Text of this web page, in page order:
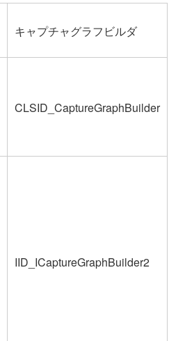
キャプチャグラフビルダ
CLSID_CaptureGraphBuilder
IID_ICaptureGraphBuilder2